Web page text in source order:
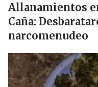
Allanamientos
Caña:
narcomenudeo